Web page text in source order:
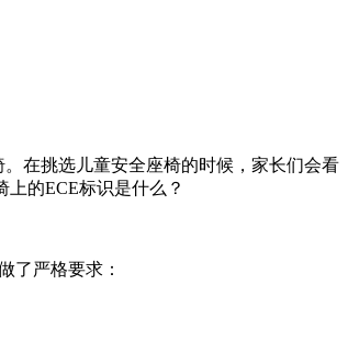
在挑选儿童安全座椅的时候，家长们会看
的ECE标识是什么？
了严格要求：